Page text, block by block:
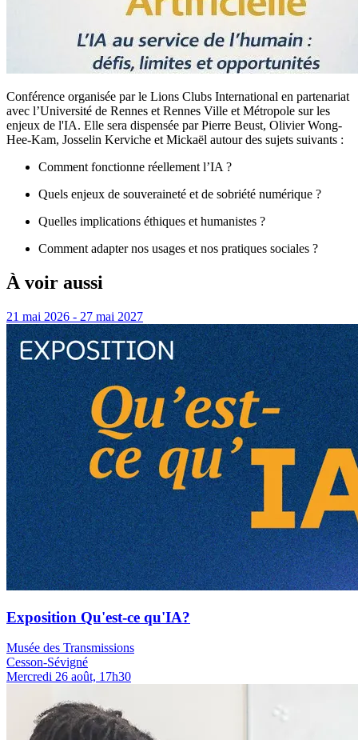
Conférence organisée par le Lions Clubs International en partenariat
avec l’Université de Rennes et Rennes Ville et Métropole sur les
enjeux de l'IA. Elle sera dispensée par Pierre Beust, Olivier Wong-
Hee-Kam, Josselin Kerviche et Mickaël autour des sujets suivants :
Comment fonctionne réellement l’IA ?
Quels enjeux de souveraineté et de sobriété numérique ?
Quelles implications éthiques et humanistes ?
Comment adapter nos usages et nos pratiques sociales ?
À voir aussi
21 mai 2026 - 27 mai 2027
Exposition Qu'est-ce qu'IA?
Musée des Transmissions
Cesson-Sévigné
Mercredi 26 août, 17h30